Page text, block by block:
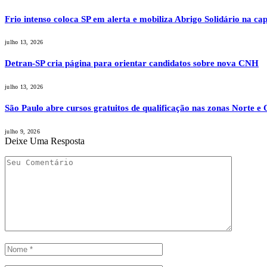
Frio intenso coloca SP em alerta e mobiliza Abrigo Solidário na
julho 13, 2026
Detran-SP cria página para orientar candidatos sobre nova CNH
julho 13, 2026
São Paulo abre cursos gratuitos de qualificação nas zonas Norte e
julho 9, 2026
Deixe Uma Resposta